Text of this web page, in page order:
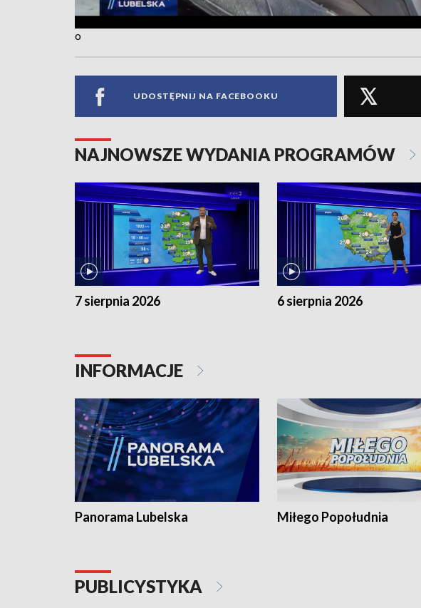
o
UDOSTĘPNIJ NA FACEBOOKU
NAJNOWSZE WYDANIA PROGRAMÓW
7 sierpnia 2026 6 sierpnia 2026
INFORMACJE
Panorama Lubelska Miłego Popołudnia
PUBLICYSTYKA